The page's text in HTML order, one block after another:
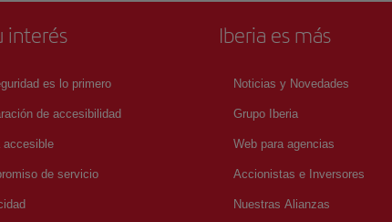
interés
es lo primero
de accesibilidad
accesible
de servicio
Iberia es más
Noticias y Novedades
Grupo Iberia
Web para agencias
Accionistas e Inversores
Nuestras Alianzas